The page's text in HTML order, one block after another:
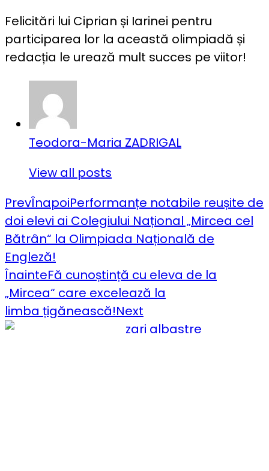
Felicitări lui Ciprian și Iarinei pentru
participarea lor la această olimpiadă și
redacția le urează mult succes pe viitor!
Teodora-Maria ZADRIGAL
View all posts
PrevÎnapoiPerformanțe notabile reușite de
doi elevi ai Colegiului Național „Mircea cel
Bătrân“ la Olimpiada Națională de
Engleză!
ÎnainteFă cunoștință cu eleva de la
„Mircea“ care excelează la
limba țigănească!Next